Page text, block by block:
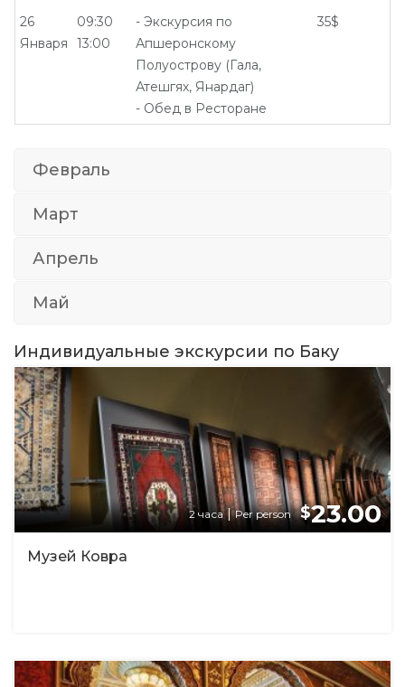
26
Января
09:30
13:00
- Экскурсия по
Апшеронскому
Полуострову (Гала,
Атешгях, Янардаг)
- Обед в Ресторане
35$
Февраль
Март
Апрель
Май
Индивидуальные экскурсии по Баку
$23.00
2 часа|Per person
Музей Ковра